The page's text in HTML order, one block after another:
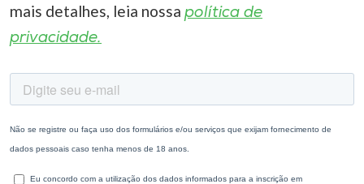
mais detalhes, leia nossa política de
privacidade.